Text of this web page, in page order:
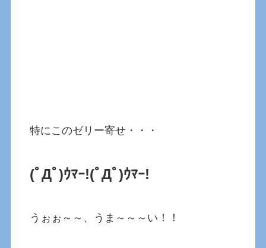
特にこのゼリー寄せ・・・
(ﾟДﾟ)ｳﾏｰ!(ﾟДﾟ)ｳﾏｰ!
うぉぉ～～、うま～～～い！！